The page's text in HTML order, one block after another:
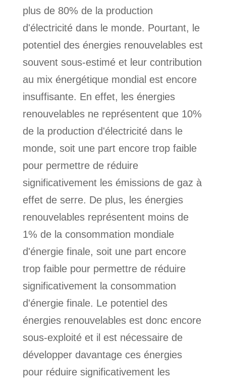
plus de 80% de la production
d'électricité dans le monde. Pourtant, le
potentiel des énergies renouvelables est
souvent sous-estimé et leur contribution
au mix énergétique mondial est encore
insuffisante. En effet, les énergies
renouvelables ne représentent que 10%
de la production d'électricité dans le
monde, soit une part encore trop faible
pour permettre de réduire
significativement les émissions de gaz à
effet de serre. De plus, les énergies
renouvelables représentent moins de
1% de la consommation mondiale
d'énergie finale, soit une part encore
trop faible pour permettre de réduire
significativement la consommation
d'énergie finale. Le potentiel des
énergies renouvelables est donc encore
sous-exploité et il est nécessaire de
développer davantage ces énergies
pour réduire significativement les